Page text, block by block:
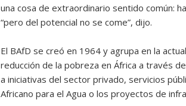
una cosa de extraordinario sentido común:
“pero del potencial no se come”, dijo.
El BAfD se creó en 1964 y agrupa en la
reducción de la pobreza en África a través
a iniciativas del sector privado, servicios
Africano para el Agua o los proyectos de